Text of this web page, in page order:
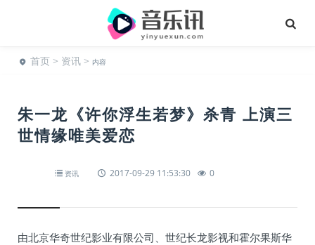
首页 > 资讯 > 内容
朱一龙《许你浮生若梦》杀青 上演三
世情缘唯美爱恋
资讯 2017-09-29 11:53:30 0
由北京华奇世纪影业有限公司、世纪长龙影视和霍尔果斯华